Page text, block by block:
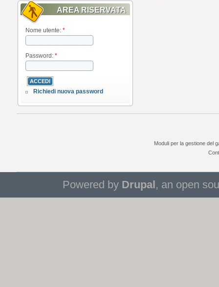
AREA RISERVATA
Nome utente: *
Password: *
Richiedi nuova password
Moduli per la gestione del
Powered by Drupal, an open